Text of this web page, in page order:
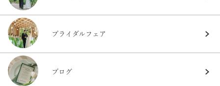
ブライダルフェア
ブログ